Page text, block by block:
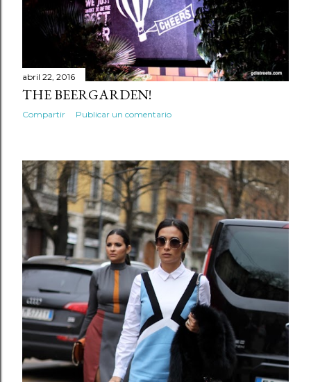
abril 22, 2016
THE BEERGARDEN!
Compartir Publicar un comentario